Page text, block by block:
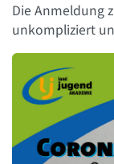
Die Anmeldung
unkompliziert